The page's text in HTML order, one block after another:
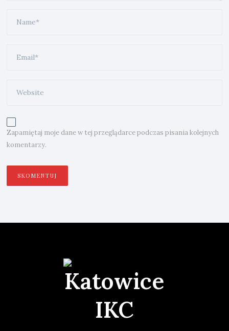
Zapamiętaj moje dane w tej przeglądarce podczas pisania kolejnych
komentarzy.